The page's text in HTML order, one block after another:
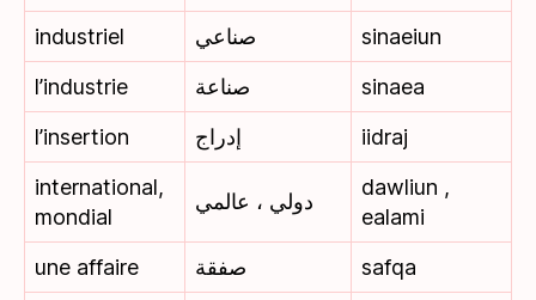
industriel صناعي
sinaeiun
l’industrie
صناعة
sinaea
l’insertion
إدراج
iidraj
international,
mondial
دولي ، عالمي
dawliun ,
ealami
une affaire
صفقة
safqa